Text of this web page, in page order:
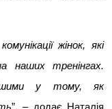
жінок, які
наших тренінгах.
у тому, як